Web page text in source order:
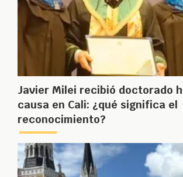
Javier Milei recibió doctorado
causa en Cali: ¿qué significa el
reconocimiento?